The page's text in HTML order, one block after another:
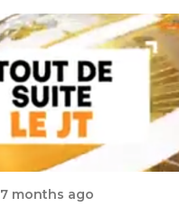
7 months ago